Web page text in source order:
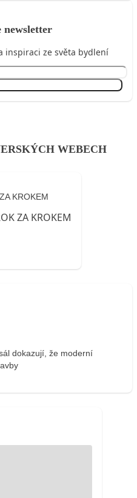
newsletter
inspiraci ze světa bydlení
WEBECH
KROKEM
dokazují, že moderní